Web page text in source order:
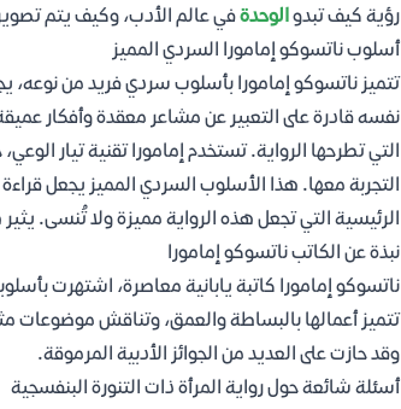
رؤية كيف تبدوالوحدةفي عالم الأدب، وكيف يتم
أسلوب ناتسوكو إمامورا السردي المميز
تتميز ناتسوكو إمامورا بأسلوب سردي فريد من
نفسه قادرة على التعبير عن مشاعر معقدة وأفكار
التي تطرحها الرواية. تستخدم إمامورا تقنية تيار
التجربة معها. هذا الأسلوب السردي المميز يجعل قراءة
الرئيسية التي تجعل هذه الرواية مميزة ولا تُنسى.
نبذة عن الكاتب ناتسوكو إمامورا
ناتسوكو إمامورا كاتبة يابانية معاصرة، اشتهرت
تتميز أعمالها بالبساطة والعمق، وتناقش موضوعات مثل
وقد حازت على العديد من الجوائز الأدبية المرموقة.
أسئلة شائعة حول رواية المرأة ذات التنورة البنفسجية